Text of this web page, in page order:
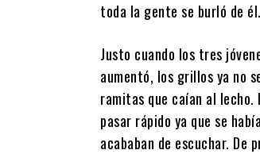
toda la gente se burló de él.
Justo cuando los tres
aumentó, los grillos ya no
ramitas que caían al lecho.
pasar rápido ya que se
acababan de escuchar.